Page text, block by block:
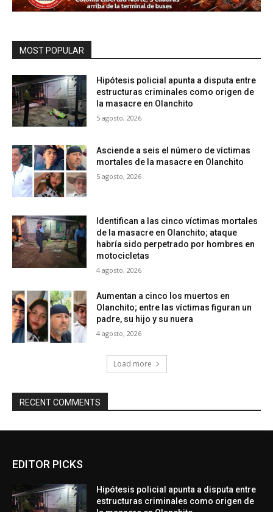
MOST POPULAR
Hipótesis policial apunta a disputa entre
estructuras criminales como origen de
la masacre en Olanchito
5 agosto, 2026
Asciende a seis el número de víctimas
mortales de la masacre en Olanchito
5 agosto, 2026
Identifican a las cinco víctimas mortales
de la masacre en Olanchito; ataque
habría sido perpetrado por hombres en
motocicletas
4 agosto, 2026
Aumentan a cinco los muertos en
Olanchito; entre las víctimas figuran un
padre, su hijo y su nuera
4 agosto, 2026
Load more
RECENT COMMENTS
EDITOR PICKS
Hipótesis policial apunta a disputa entre
estructuras criminales como origen de